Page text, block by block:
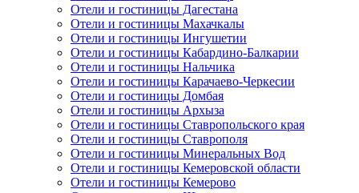
Отели и гостиницы Дагестана
Отели и гостиницы Махачкалы
Отели и гостиницы Ингушетии
Отели и гостиницы Кабардино-Балкарии
Отели и гостиницы Нальчика
Отели и гостиницы Карачаево-Черкесии
Отели и гостиницы Домбая
Отели и гостиницы Архыза
Отели и гостиницы Ставропольского края
Отели и гостиницы Ставрополя
Отели и гостиницы Минеральных Вод
Отели и гостиницы Кемеровской области
Отели и гостиницы Кемерово